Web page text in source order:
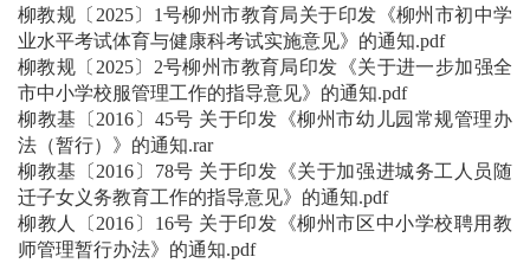
柳教规〔2025〕1号柳州市教育局关于印发《柳州市初中学
业水平考试体育与健康科考试实施意见》的通知.pdf
柳教规〔2025〕2号柳州市教育局印发《关于进一步加强全
市中小学校服管理工作的指导意见》的通知.pdf
柳教基〔2016〕45号 关于印发《柳州市幼儿园常规管理办
法（暂行）》的通知.rar
柳教基〔2016〕78号 关于印发《关于加强进城务工人员随
迁子女义务教育工作的指导意见》的通知.pdf
柳教人〔2016〕16号 关于印发《柳州市区中小学校聘用教
师管理暂行办法》的通知.pdf